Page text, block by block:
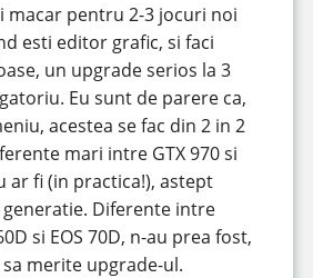
macar pentru 2-3 jocuri noi
esti editor grafic, si faci
un upgrade serios la 3
Eu sunt de parere ca,
acestea se fac din 2 in 2
mari intre GTX 970 si
ar fi (in practica!), astept
Diferente intre
si EOS 70D, n-au prea fost,
merite upgrade-ul.